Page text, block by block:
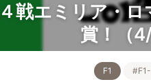
戦エミリア・
賞！（4/
F1